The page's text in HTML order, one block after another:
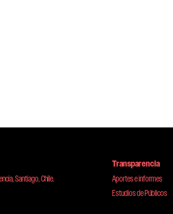
Santiago, Chile.
Transparencia
Aportes e informes
Estudios de Públicos